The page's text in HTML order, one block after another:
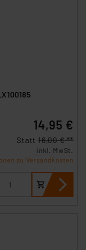
14,95 €
Statt 16,00 € **
inkl. MwSt.
zu Versandkosten